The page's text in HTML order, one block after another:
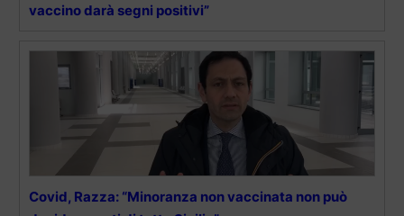
vaccino darà segni positivi”
Covid, Razza: “Minoranza non vaccinata non può